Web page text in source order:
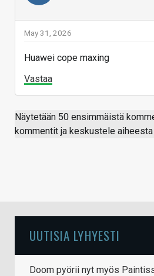
May 31, 2026
Huawei cope maxing
Vastaa
Näytetään 50 ensimmäistä
kommentit ja keskustele
UUTISIA LYHYESTI
Doom pyörii nyt myös